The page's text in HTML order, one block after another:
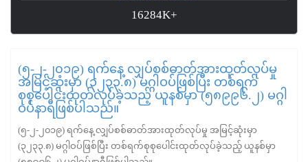
16284K+
(၅-၂-၂၀၁၉) ရက်နေ့ လျှပ်စစ်ဓာတ်အားထုတ်လုပ်မှု
အမြင့်ဆုံးမှာ (၃၂၃၃.၈) မဂ္ဂါဝပ်ဖြစ်ပြီး တစ်ရက်
စုစုပေါင်းထုတ်လုပ်ခဲ့သည့် ယူနစ်မှာ (၅၈၉၉၆.၂) မဂ္ဂါ
ဝပ်နာရီဖြစ်ပါသည်။
(၅-၂-၂၀၁၉) ရက်နေ့ လျှပ်စစ်ဓာတ်အားထုတ်လုပ်မှု အမြင့်ဆုံးမှာ
(၃၂၃၃.၈) မဂ္ဂါဝပ်ဖြစ်ပြီး တစ်ရက်စုစုပေါင်းထုတ်လုပ်ခဲ့သည့် ယူနစ်မှာ